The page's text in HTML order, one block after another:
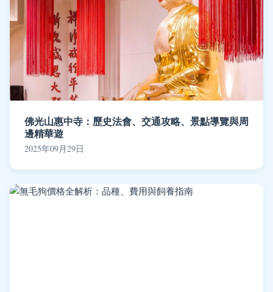
佛光山惠中寺：歷史法會、交通攻略、景點導覽與周
邊精華遊
2025年09月29日